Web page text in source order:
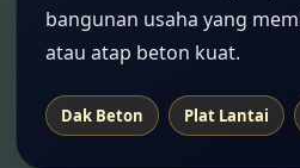
bangunan usaha yang
atau atap beton kuat.
Dak Beton Plat Lantai